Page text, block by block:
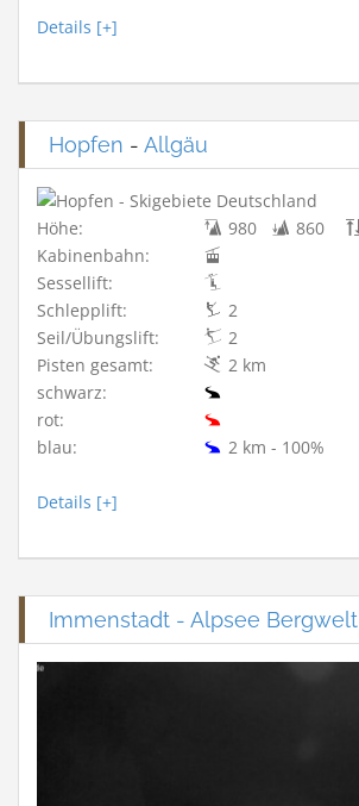
Details [+]
Hopfen - Allgäu
Höhe: 980 860
Kabinenbahn:
Sessellift:
Schlepplift:
2
Seil/Übungslift:
2
Pisten gesamt:
2 km
schwarz:
rot:
blau:
2 km - 100%
Details [+]
Immenstadt - Alpsee Bergwelt